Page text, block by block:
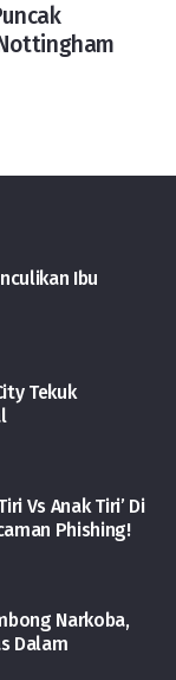
Ibu
Tekuk
Vs Anak Tiri’ Di
Phishing!
Narkoba,
Dalam